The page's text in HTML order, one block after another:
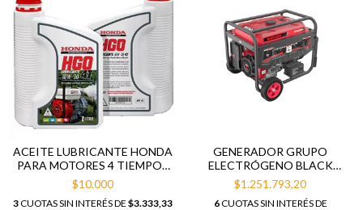
ACEITE LUBRICANTE HONDA
PARA MOTORES 4 TIEMPOS
HGO 10W-30
$10.000
3CUOTAS SIN INTERÉS DE $3.333,33
GENERADOR GRUPO
ELECTRÓGENO BLACK
PANTHER BP-GE8000ME
$1.251.793,20
6CUOTAS SIN INTERÉS DE